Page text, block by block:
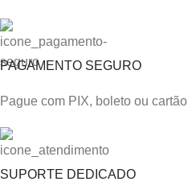
PAGAMENTO SEGURO
Pague com PIX, boleto ou cartão
SUPORTE DEDICADO